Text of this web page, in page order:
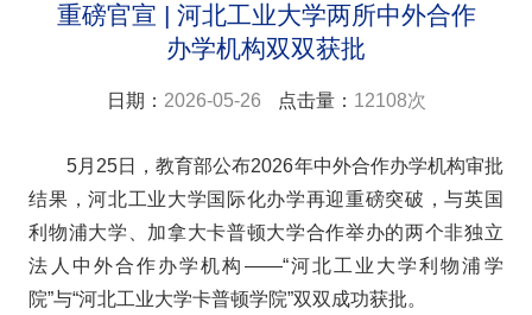
重磅官宣 | 河北工业大学两所中外合作
办学机构双双获批
日期： 2026-05-26 点击量： 12108次
5月25日，教育部公布2026年中外合作办学机构审批
结果，河北工业大学国际化办学再迎重磅突破，与英国
利物浦大学、加拿大卡普顿大学合作举办的两个非独立
法人中外合作办学机构——“河北工业大学利物浦学
院”与“河北工业大学卡普顿学院”双双成功获批。